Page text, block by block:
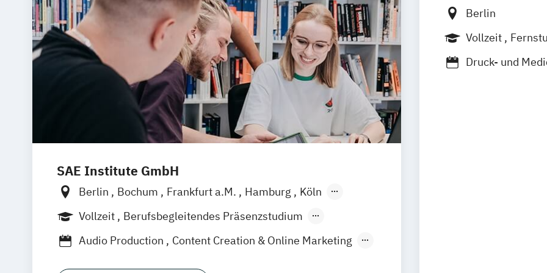
SAE Institute GmbH
Berlin Bochum Frankfurt a.M. Hamburg
Köln
Leipzig
München Stuttgart Hannover Nürnberg
Vollzeit
Berufsbegleitendes Präsenzstudium
Berufsbegleitender Präsenzlehrgang
Audio Production
Content Creation & Online Marketing
Berlin
Vollzeit
Druck- und